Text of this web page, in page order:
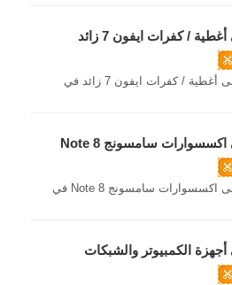
تمتع يصل الى %30 خصم على أغطية / كفرات ايفون 7 زائد في
تمتع يصل الى %25 خصم على اكسسوارات سامسونج Note 8 في